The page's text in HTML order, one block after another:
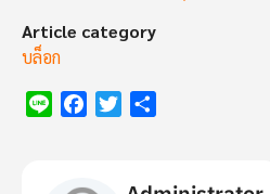
Article category
บล็อก
Line Facebook
Twitter